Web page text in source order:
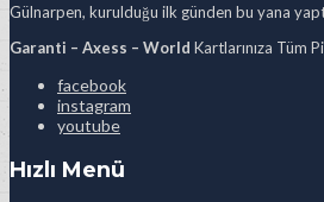
Gülnarpen, kurulduğu ilk günden bu yana
Garanti – Axess – World Kartlarınıza Tüm
facebook
instagram
youtube
Hızlı Menü